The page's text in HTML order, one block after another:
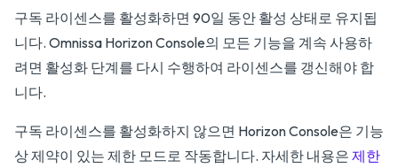
구독 라이센스를 활성화하면 90일 동안 활성 상태로 유지됩
니다. Omnissa Horizon Console의 모든 기능을 계속 사용하
려면 활성화 단계를 다시 수행하여 라이센스를 갱신해야 합
니다.
구독 라이센스를 활성화하지 않으면 Horizon Console은 기능
상 제약이 있는 제한 모드로 작동합니다. 자세한 내용은 제한